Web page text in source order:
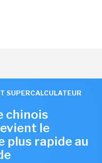
SUPERCALCULATEUR
chinois
le
plus rapide au